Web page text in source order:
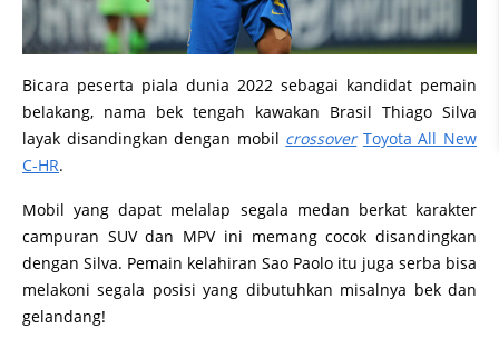
Bicara peserta piala dunia 2022 sebagai kandidat pemain
belakang, nama bek tengah kawakan Brasil Thiago Silva
layak disandingkan dengan mobil crossover Toyota All New
C-HR.
Mobil yang dapat melalap segala medan berkat karakter
campuran SUV dan MPV ini memang cocok disandingkan
dengan Silva. Pemain kelahiran Sao Paolo itu juga serba bisa
melakoni segala posisi yang dibutuhkan misalnya bek dan
gelandang!